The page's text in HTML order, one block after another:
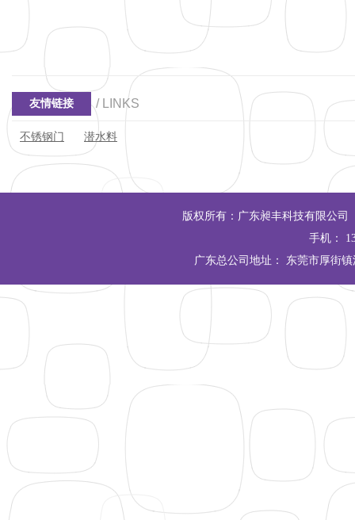
友情链接 / LINKS
不锈钢门 潜水料
版权所有：广东昶丰科技有限公
手机：
广东总公司地址： 东莞市厚街